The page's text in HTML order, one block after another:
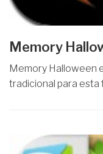
Memory
Memory Halloween
tradicional para esta